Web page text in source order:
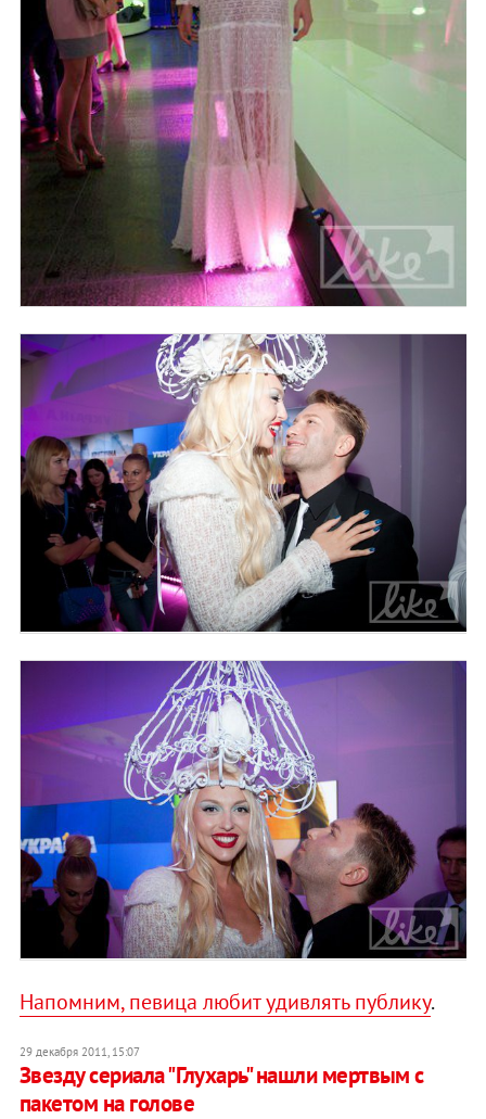
Напомним, певица любит удивлять публику.
29 декабря 2011, 15:07
Звезду сериала "Глухарь" нашли мертвым с
пакетом на голове